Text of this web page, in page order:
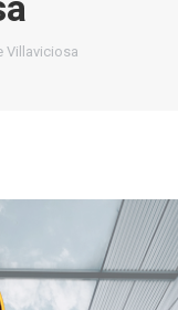
Villaviciosa